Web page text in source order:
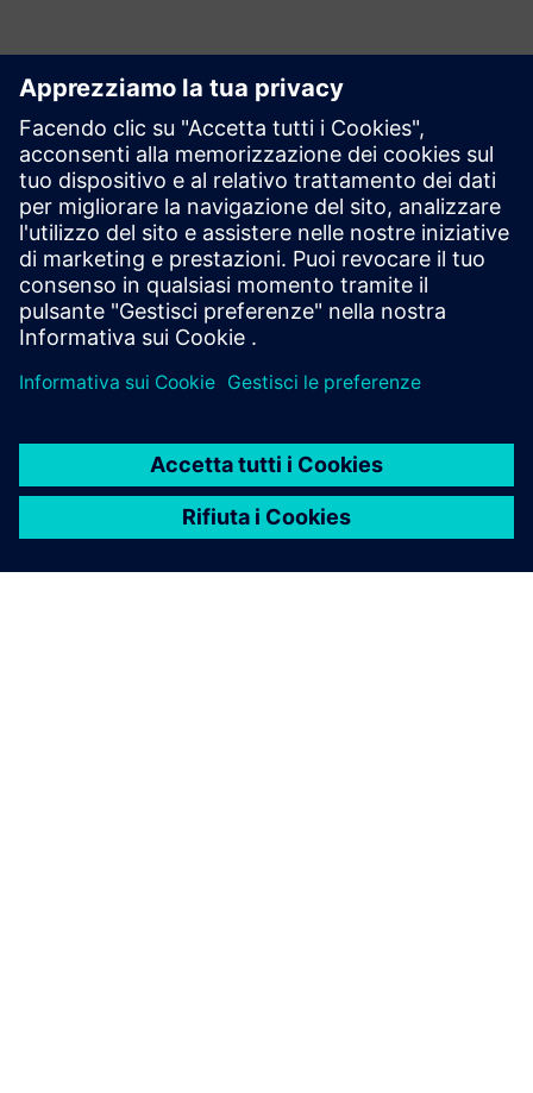
Esplora le risorse e i
prodotti correlati
Informazioni e risorse aggiuntive
Introduzione a Numocity